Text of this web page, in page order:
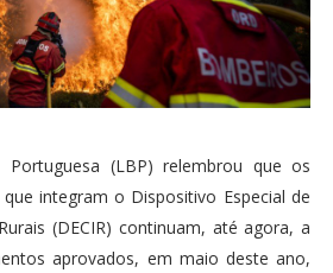
(LBP) relembrou que os
integram o Dispositivo Especial de
(DECIR) continuam, até agora, a
aprovados, em maio deste ano,